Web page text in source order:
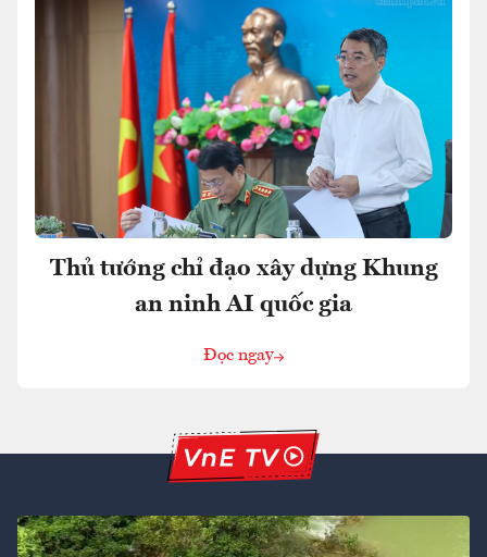
Thủ tướng chỉ đạo xây dựng Khung
an ninh AI quốc gia
Đọc ngay